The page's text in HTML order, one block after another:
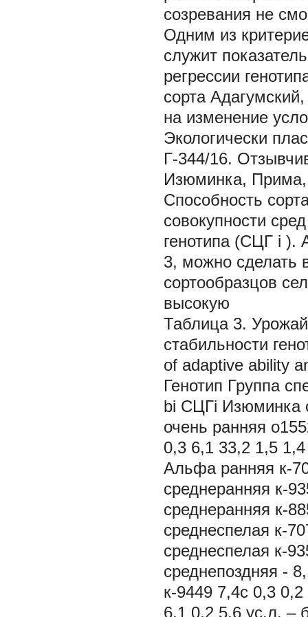
созревания не
Одним из
служит
регрессии
сорта
на изменение
Экологически
Г-344/16.
Изюминка, Прима,
Способность
совокупности
генотипа (СЦГ i ).
3, можно сделать
сортообразцов
высокую
Таблица 3.
стабильности
of adaptive ability
Генотип Группа
bi СЦГi Изюминка
очень ранняя
0,3 6,1 33,2 1,5
Альфа ранняя к-
среднеранняя к-
среднеранняя к-
среднеспелая к-
среднеспелая к-
среднепоздняя -
к-9449 7,4c 0,3
6,1 0,2 5,6 ус.л. –